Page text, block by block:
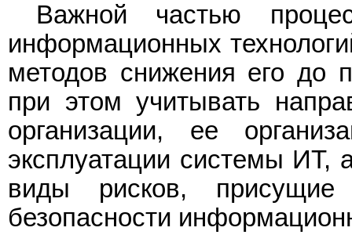
Важной частью
информационных
методов снижения его до
при этом учитывать
организации, ее
эксплуатации системы ИТ,
виды рисков, присущие
безопасности